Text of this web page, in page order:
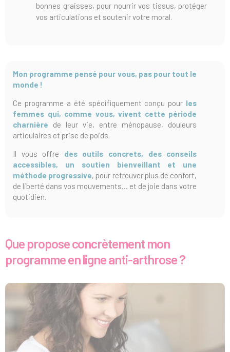
bonnes graisses, pour nourrir vos tissus, protéger
vos articulations et soutenir votre moral.
Mon programme pensé pour vous, pas pour tout le
monde !
Ce programme a été spécifiquement conçu pour les
femmes qui, comme vous, vivent cette période
charnière de leur vie, entre ménopause, douleurs
articulaires et prise de poids.
Il vous offre des outils concrets, des conseils
accessibles, un soutien bienveillant et une
méthode progressive, pour retrouver plus de confort,
de liberté dans vos mouvements… et de joie dans votre
quotidien.
Que propose concrètement mon
programme en ligne anti-arthrose ?